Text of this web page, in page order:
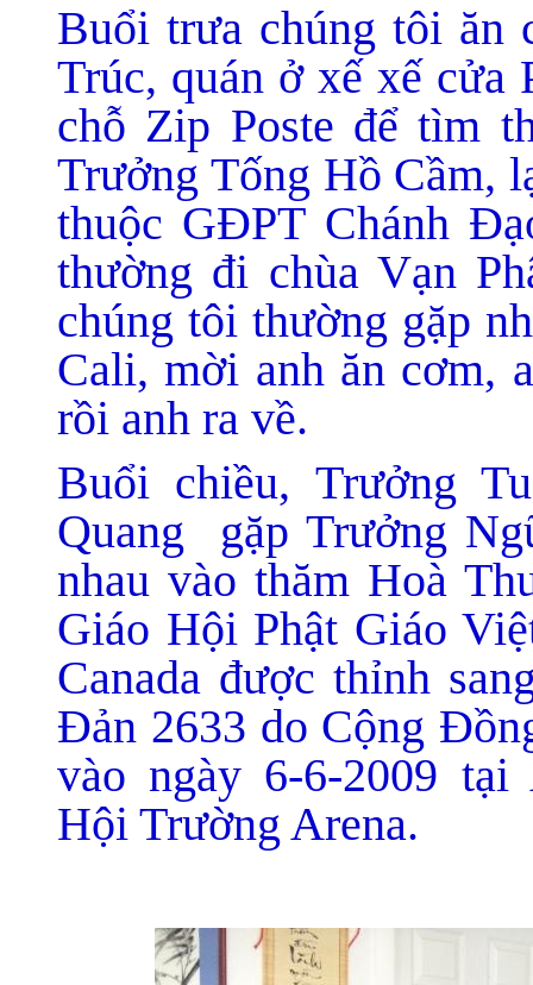
Buổi trưa chúng tôi ăn
Trúc, quán ở xế xế cửa
chỗ Zip Poste để tìm
Trưởng Tống Hồ Cầm,
thuộc GĐPT Chánh
thường đi chùa Vạn
chúng tôi thường gặp
Cali, mời anh ăn cơm,
rồi anh ra về.
Buổi chiều, Trưởng
Quang gặp Trưởng
nhau vào thăm Hoà
Giáo Hội Phật Giáo
Canada được thỉnh
Đản 2633 do Cộng
vào ngày 6-6-2009 tại
Hội Trường Arena.